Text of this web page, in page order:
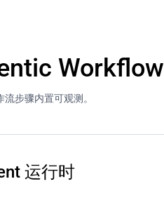
Workflow
步骤内置可观测。
运行时